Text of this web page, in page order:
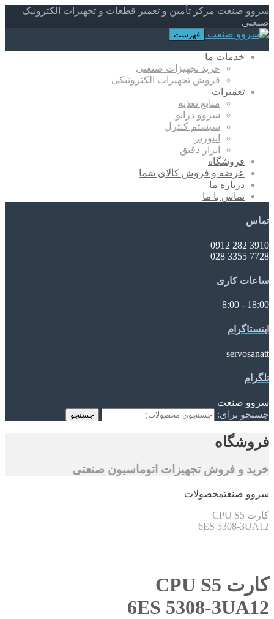
سروو صنعت مرکز تأمین و تعمیر قطعات و تجهیزات الکترونیک
صنعتی
فهرست
خدمات ما
خرید تجهیزات صنعتی
فروش تجهیزات الکترونیکی
تعمیرات
منابع تغذیه
سروو درایو
سیستم کنترل
اینورتر
ابزار دقیق
فروشگاه
عرضه و فروش کالای شما
درباره ما
تماس با ما
تماس
3910 282 0912
7728 3355 028
ساعات کاری
18:00 - 8:00
اینستاگرام
servosanatt
تلگرام
سروو صنعت
جستجو برای:
جستجو
فروشگاه
خرید و فروش تجهیزات اتوماسیون صنعتی
سروو صنعتمحصولات
کارت CPU S5
6ES 5308-3UA12
کارت CPU S5
6ES 5308-3UA12